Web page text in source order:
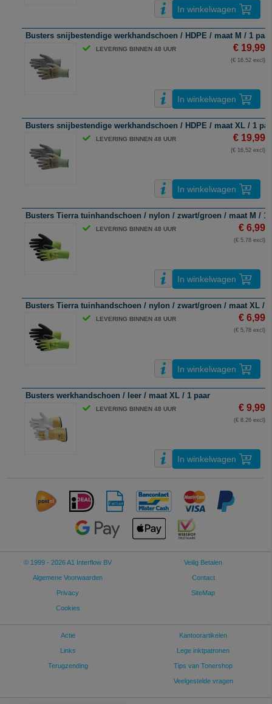
In winkelwagen
Busters snijbestendige werkhandschoen / HDPE / maat M / 1 paar
LEVERING BINNEN 48 UUR € 19,99
(€ 16,52 excl)
In winkelwagen
Busters snijbestendige werkhandschoen / HDPE / maat XL / 1
LEVERING BINNEN 48 UUR € 19,99
(€ 16,52 excl)
In winkelwagen
Busters Tierra tuinhandschoen / nylon / zwart/groen / maat M / 1
LEVERING BINNEN 48 UUR € 6,99
(€ 5,78 excl)
In winkelwagen
Busters Tierra tuinhandschoen / nylon / zwart/groen / maat XL /
LEVERING BINNEN 48 UUR € 6,99
(€ 5,78 excl)
In winkelwagen
Busters werkhandschoen / leer / maat XL / 1 paar
LEVERING BINNEN 48 UUR € 9,99
(€ 8,26 excl)
In winkelwagen
© 1999 - 2026 A1 Interflow BV
Algemene Voorwaarden
Privacy
Cookies
Veilig Betalen
Contact
SiteMap
Actie
Links
Terugzending
Kantoorartikelen
Lege inktpatronen
Tips van Tonershop
Veelgestelde vragen